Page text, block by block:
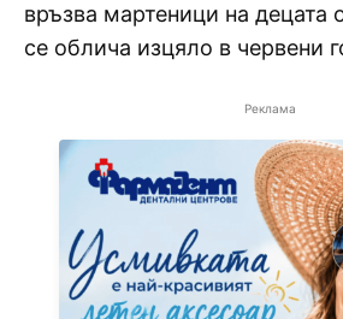
връзва мартеници на децата
се облича изцяло в червени
Реклама